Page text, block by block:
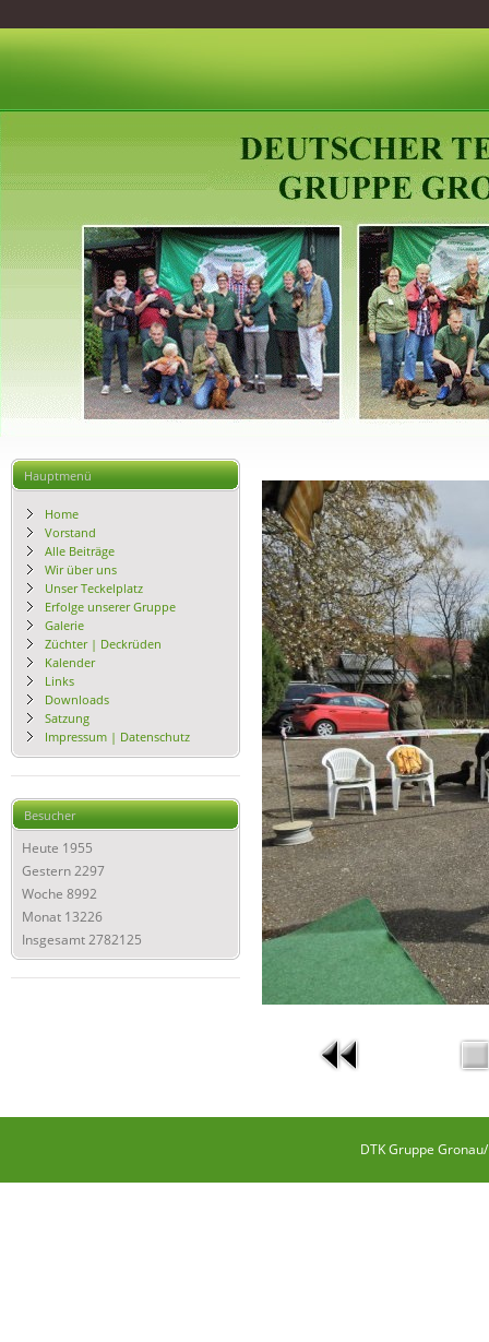
Hauptmenü
Home
Vorstand
Alle Beiträge
Wir über uns
Unser Teckelplatz
Erfolge unserer Gruppe
Galerie
Züchter | Deckrüden
Kalender
Links
Downloads
Satzung
Impressum | Datenschutz
Besucher
Heute 1955
Gestern2297
Woche 8992
Monat 13226
Insgesamt2782125
DTK Gruppe